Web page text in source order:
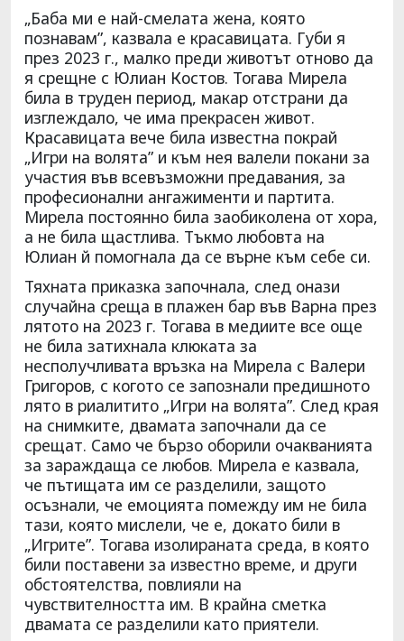
„Баба ми е най-смелата жена, която
познавам”, казвала е красавицата. Губи я
през 2023 г., малко преди животът отново да
я срещне с Юлиан Костов. Тогава Мирела
била в труден период, макар отстрани да
изглеждало, че има прекрасен живот.
Красавицата вече била известна покрай
„Игри на волята” и към нея валели покани за
участия във всевъзможни предавания, за
професионални ангажименти и партита.
Мирела постоянно била заобиколена от хора,
а не била щастлива. Тъкмо любовта на
Юлиан й помогнала да се върне към себе си.
Тяхната приказка започнала, след онази
случайна среща в плажен бар във Варна през
лятото на 2023 г. Тогава в медиите все още
не била затихнала клюката за
несполучливата връзка на Мирела с Валери
Григоров, с когото се запознали предишното
лято в риалитито „Игри на волята”. След края
на снимките, двамата започнали да се
срещат. Само че бързо оборили очакванията
за зараждаща се любов. Мирела е казвала,
че пътищата им се разделили, защото
осъзнали, че емоцията помежду им не била
тази, която мислели, че е, докато били в
„Игрите”. Тогава изолираната среда, в която
били поставени за известно време, и други
обстоятелства, повлияли на
чувствителността им. В крайна сметка
двамата се разделили като приятели.